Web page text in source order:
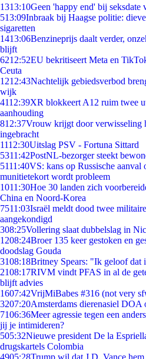
1313:10Geen 'happy end' bij seksdate
513:09Inbraak bij Haagse politie:
sigaretten
1413:06Benzineprijs daalt verder,
blijft
6212:52EU bekritiseert Meta en
Ceuta
1212:43Nachtelijk gebiedsverbod
wijk
4112:39XR blokkeert A12 ruim twee
aanhouding
812:37Vrouw krijgt door verwisseling
ingebracht
1112:30Uitslag PSV - Fortuna Sittard
5311:42PostNL-bezorger steekt
5111:40VS: kans op Russische
munitietekort wordt probleem
1011:30Hoe 30 landen zich
China en Noord-Korea
7511:03Israël meldt dood twee
aangekondigd
308:25Vollering slaat dubbelslag in
1208:24Broer 135 keer gestoken en
doodslag Gouda
3108:18Britney Spears: "Ik geloof dat
2108:17RIVM vindt PFAS in al de
blijft advies
1607:42VrijMiBabes #316 (not very
3207:20Amsterdams dierenasiel
7106:36Meer agressie tegen een
jij je intimideren?
505:32Nieuwe president De la
drugskartels Colombia
4905:28Trump wil dat J.D. Vance